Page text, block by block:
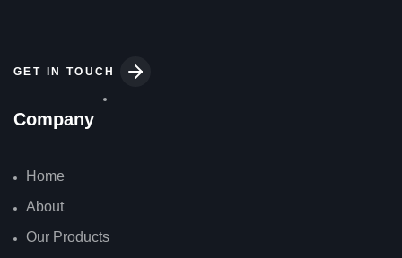
GET IN TOUCH
Company
Home
About
Our Products